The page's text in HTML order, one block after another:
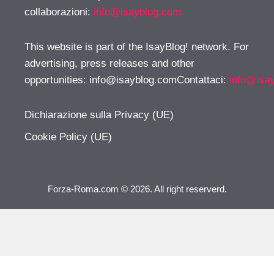
collaborazioni: info@isayblog.com
This website is part of the IsayBlog! network. For
advertising, press releases and other
opportunities: info@isayblog.comContattaci:
Dichiarazione sulla Privacy (UE)
Cookie Policy (UE)
Forza-Roma.com © 2026. All right reserverd.